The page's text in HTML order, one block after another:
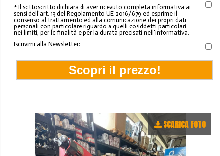
* Il sottoscritto dichiara di aver ricevuto completa informativa ai
sensi dell'art. 13 del Regolamento UE 2016/679 ed esprime il
consenso al trattamento ed alla comunicazione dei propri dati
personali con particolare riguardo a quelli cosiddetti particolari
nei limiti, per le finalità e per la durata precisati nell'informativa.
Iscrivimi alla Newsletter:
SCARICA FOTO